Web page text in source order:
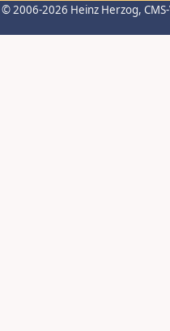
© 2006-2026 Heinz Herzog,